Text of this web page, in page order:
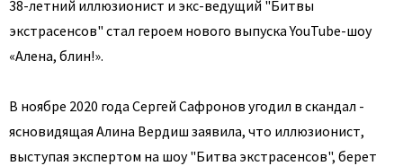
38-летний иллюзионист и экс-ведущий "Битвы
экстрасенсов" стал героем нового выпуска YouTube-шоу
«Алена, блин!».
В ноябре 2020 года Сергей Сафронов угодил в скандал -
ясновидящая Алина Вердиш заявила, что иллюзионист,
выступая экспертом на шоу "Битва экстрасенсов", берет